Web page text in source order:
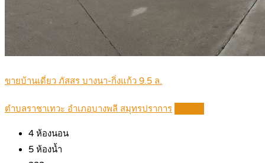
ขายบ้านเดี่ยว ภัสสร บางนา-กิ่งแก้ว 9.5 ล.
ตำบลราชาเทวะ อำเภอบางพลี สมุทรปราการ
4 ห้องนอน
5 ห้องน้ำ